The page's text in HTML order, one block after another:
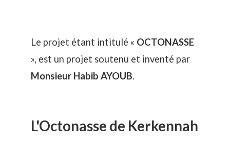
Le projet étant intitulé « OCTONASSE
», est un projet soutenu et inventé par
Monsieur Habib AYOUB.
L'Octonasse de Kerkennah